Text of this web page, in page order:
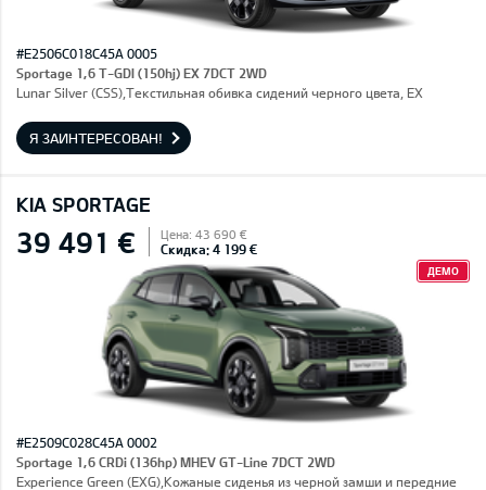
#E2506C018C45A 0005
Sportage 1,6 T-GDI (150hj) EX 7DCT 2WD
Lunar Silver (CSS),Текстильная обивка сидений черного цвета, EX
Я ЗАИНТЕРЕСОВАН!
KIA SPORTAGE
39 491 € Цена: 43 690 €
Скидка: 4 199 €
ДЕМО
#E2509C028C45A 0002
Sportage 1,6 CRDi (136hp) MHEV GT-Line 7DCT 2WD
Experience Green (EXG),Кожаные сиденья из черной замши и передние